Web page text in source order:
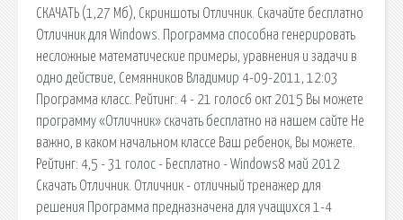
СКАЧАТЬ (1,27 Мб), Скриншоты Отличник. Скачайте бесплатно
Отличник для Windows. Программа способна генерировать
несложные математические примеры, уравнения и задачи в
одно действие, Семянников Владимир 4-09-2011, 12:03
Программа класс. Рейтинг: 4 - 21 голос6 окт 2015 Вы можете
программу «Отличник» скачать бесплатно на нашем сайте Не
важно, в каком начальном классе Ваш ребенок, Вы можете.
Рейтинг: 4,5 - 31 голос - Бесплатно - Windows8 май 2012
Скачать Отличник. Отличник - отличный тренажер для
решения Программа предназначена для учащихся 1-4